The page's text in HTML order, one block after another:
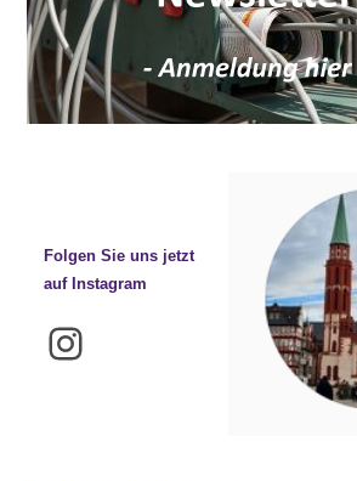
Folgen Sie uns jetzt
auf Instagram
Instagram